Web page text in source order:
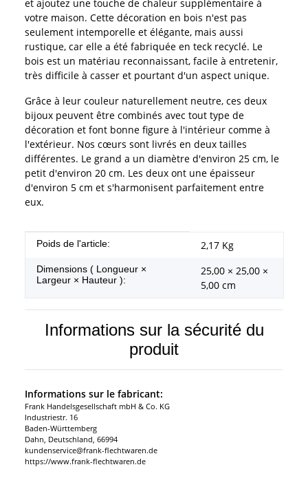
et ajoutez une touche de chaleur supplémentaire à
votre maison. Cette décoration en bois n'est pas
seulement intemporelle et élégante, mais aussi
rustique, car elle a été fabriquée en teck recyclé. Le
bois est un matériau reconnaissant, facile à entretenir,
très difficile à casser et pourtant d'un aspect unique.
Grâce à leur couleur naturellement neutre, ces deux
bijoux peuvent être combinés avec tout type de
décoration et font bonne figure à l'intérieur comme à
l'extérieur. Nos cœurs sont livrés en deux tailles
différentes. Le grand a un diamètre d'environ 25 cm, le
petit d'environ 20 cm. Les deux ont une épaisseur
d'environ 5 cm et s'harmonisent parfaitement entre
eux.
#productDetails.itemInformation#
#productDetails.itemValue#
Poids de l'article: 2,17 Kg
Dimensions ( Longueur ×
Largeur × Hauteur ):
25,00 × 25,00 ×
5,00 cm
Informations sur la sécurité du
produit
Informations sur le fabricant:
Frank Handelsgesellschaft mbH & Co. KG
Industriestr. 16
Baden-Württemberg
Dahn, Deutschland, 66994
kundenservice@frank-flechtwaren.de
https://www.frank-flechtwaren.de